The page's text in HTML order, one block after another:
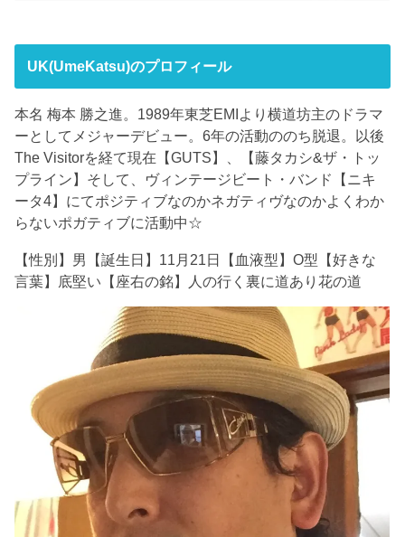
UK(UmeKatsu)のプロフィール
本名 梅本 勝之進。1989年東芝EMIより横道坊主のドラマ
ーとしてメジャーデビュー。6年の活動ののち脱退。以後
The Visitorを経て現在【GUTS】、【藤タカシ&ザ・トッ
プライン】そして、ヴィンテージビート・バンド【ニキ
ータ4】にてポジティブなのかネガティヴなのかよくわか
らないポガティブに活動中☆
【性別】男【誕生日】11月21日【血液型】O型【好きな
言葉】底堅い【座右の銘】人の行く裏に道あり花の道